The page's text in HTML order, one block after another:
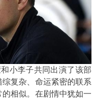
小李子共同出演了该部
复杂、命运紧密的联系
相似。在剧情中犹如一